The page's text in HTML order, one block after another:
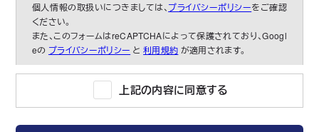
個人情報の取扱いにつきましては、 プライバシーポリシーをご確認
ください。
また、このフォームはreCAPTCHAによって保護されており、Googl
eの プライバシーポリシー と利用規約 が適用されます。
上記の内容に同意する